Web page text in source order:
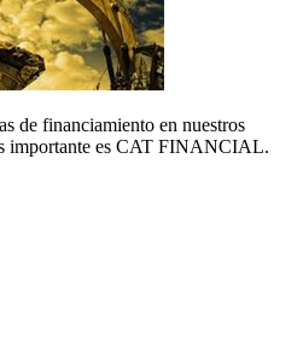
de financiamiento en nuestros
importante es CAT FINANCIAL.